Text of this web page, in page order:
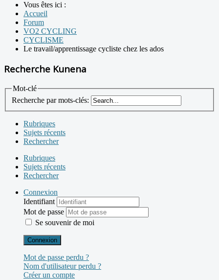
Vous êtes ici :
Accueil
Forum
VO2 CYCLING
CYCLISME
Le travail/apprentissage cycliste chez les ados
Recherche Kunena
Mot-clé
Recherche par mots-clés:
Rubriques
Sujets récents
Rechercher
Rubriques
Sujets récents
Rechercher
Connexion
Identifiant
Mot de passe
Se souvenir de moi
Connexion
Mot de passe perdu ?
Nom d'utilisateur perdu ?
Créer un compte